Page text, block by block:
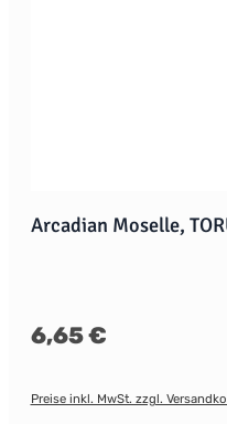
Arcadian Moselle,
Regulärer Preis:
6,65 €
Preise inkl. MwSt. zzgl.